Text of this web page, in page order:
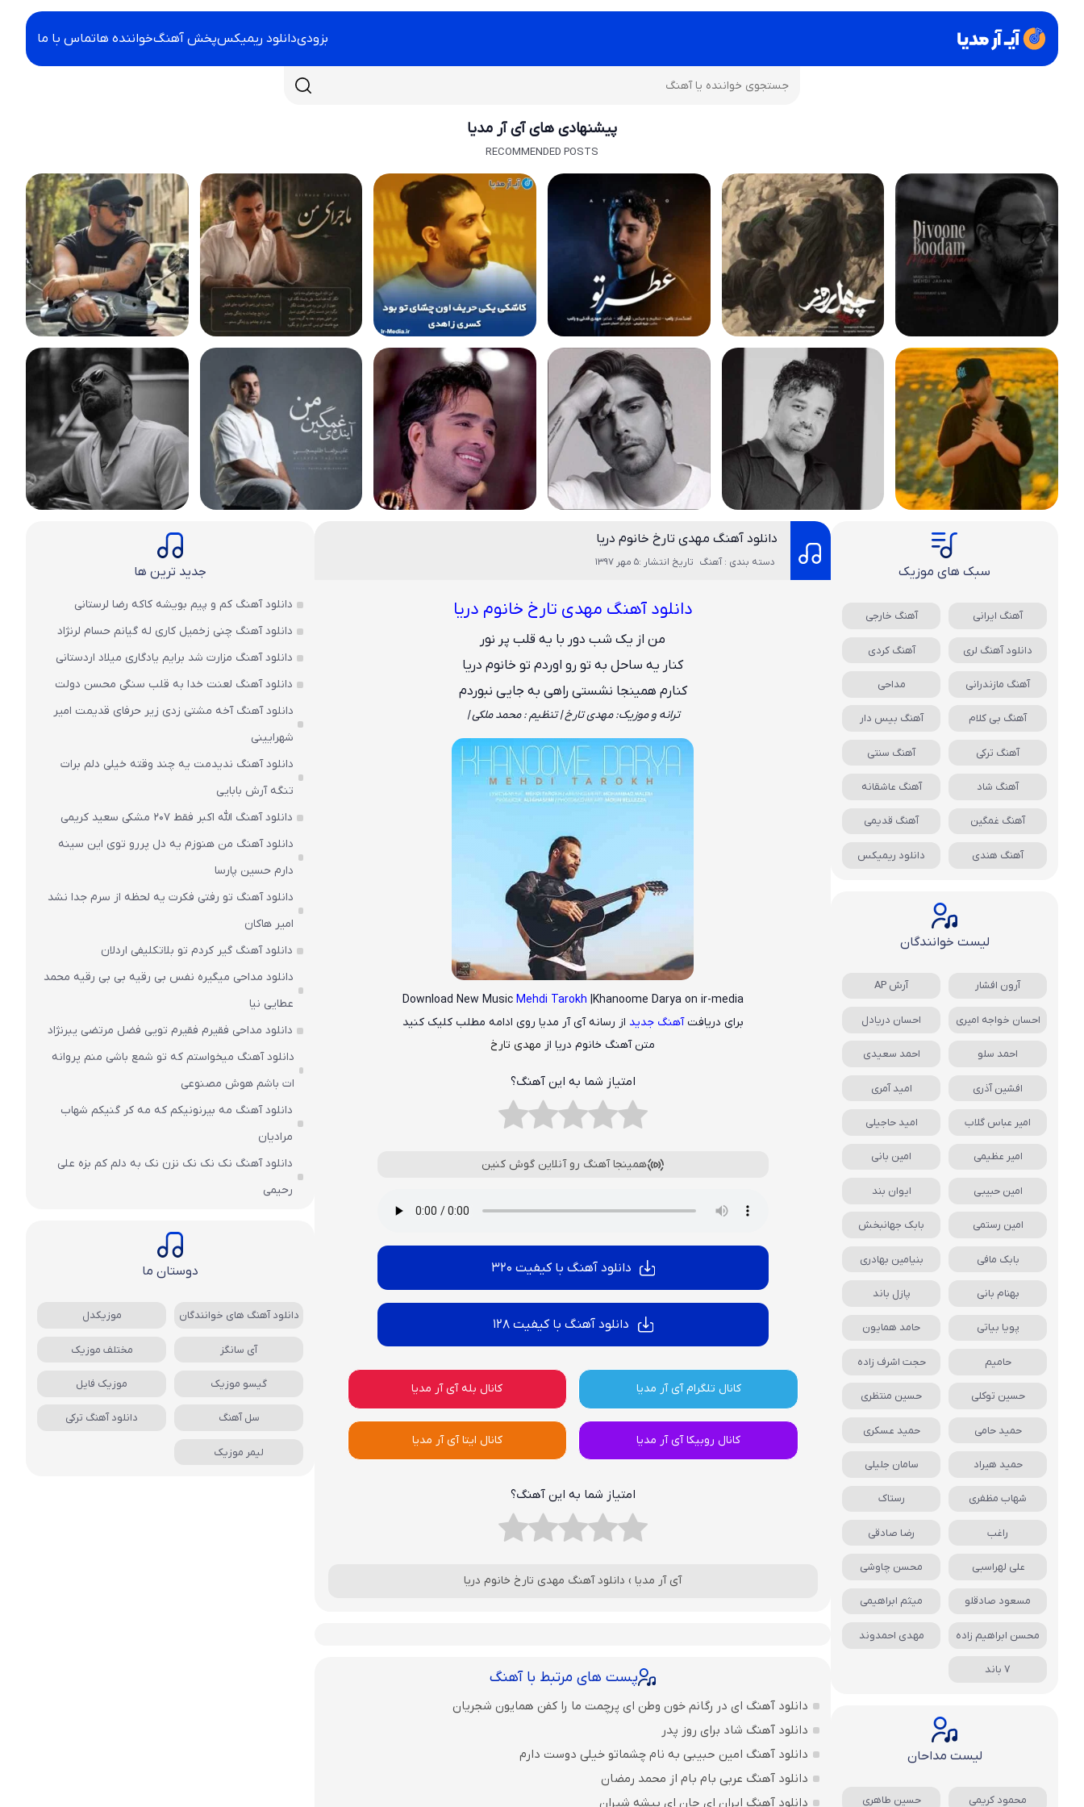
بزودیدانلود ریمیکسپخش آهنگخواننده هاتماس با ما
پیشنهادی های آی آر مدیا
RECOMMENDED POSTS
دانلود آهنگ مهدی تارخ خانوم دریا
دسته بندی : آهنگ تاریخ انتشار :5 مهر 1397
دانلود آهنگ مهدی تارخ خانوم دریا
من از یک شب دور با یه قلب پر نور
کنار یه ساحل به تو رو اوردم تو خانوم دریا
کنارم همینجا نشستی راهی به جایی نبوردم
ترانه و موزیک: مهدی تارخ | تنظیم : محمد ملکی |
Download New Music Mehdi Tarokh |Khanoome Darya on ir-media
برای دریافتآهنگ جدید از رسانه آی آر مدیا روی ادامه مطلب کلیک کنید
متن آهنگ خانوم دریا از مهدی تارخ
امتیاز شما به این آهنگ؟
همینجا آهنگ رو آنلاین گوش کنین
دانلود آهنگ با کیفیت 320
دانلود آهنگ با کیفیت 128
کانال تلگرام آی آر مدیا کانال بله آی آر مدیا
کانال روبیکا آی آر مدیا کانال ایتا آی آر مدیا
امتیاز شما به این آهنگ؟
آی آر مدیا › دانلود آهنگ مهدی تارخ خانوم دریا
پست های مرتبط با آهنگ
دانلود آهنگ ای در رگانم خون وطن ای پرچمت ما را کفن همایون شجریان
دانلود آهنگ شاد برای روز پدر
دانلود آهنگ امین حبیبی به نام چشماتو خیلی دوست دارم
دانلود آهنگ عربی بام بام از محمد رمضان
دانلود آهنگ ایران ای جان ای بیشه شیران
سبک های موزیک
آهنگ ایرانی آهنگ خارجی
دانلود آهنگ لری آهنگ کردی
آهنگ مازندرانی مداحی
آهنگ بی کلام آهنگ بیس دار
آهنگ ترکی آهنگ سنتی
آهنگ شاد آهنگ عاشقانه
آهنگ غمگین آهنگ قدیمی
آهنگ هندی دانلود ریمیکس
لیست خوانندگان
آرون افشار آرش AP
احسان خواجه امیری احسان دریادل
احمد سلو احمد سعیدی
افشین آذری امید آمری
امیر عباس گلاب امید حاجیلی
امیر عظیمی امین بانی
امین حبیبی ایوان بند
امین رستمی بابک جهانبخش
بابک مافی بنیامین بهادری
بهنام بانی پازل باند
پویا بیاتی حامد همایون
حامیم حجت اشرف زاده
حسین توکلی حسین منتظری
حمید حامی حمید عسکری
حمید هیراد سامان جلیلی
شهاب مظفری رستاک
راغب رضا صادقی
علی لهراسبی محسن چاوشی
مسعود صادقلو میثم ابراهیمی
محسن ابراهیم زاده مهدی احمدوند
7 باند
لیست مداحان
محمود کریمی حسین طاهری
جدید ترین ها
دانلود آهنگ کم و پیم بویشه کاکه رضا لرستانی
دانلود آهنگ چنی زخمیل کاری له گیانم حسام لرنژاد
دانلود آهنگ مزارت شد برایم یادگاری میلاد اردستانی
دانلود آهنگ لعنت خدا به قلب سنگی محسن دولت
دانلود آهنگ آخه مشتی زدی زیر حرفای قدیمت امیر
شهرایینی
دانلود آهنگ ندیدمت یه چند وقته خیلی دلم برات
تنگه آرش بابایی
دانلود آهنگ الله اکبر فقط 207 مشکی سعید کریمی
دانلود آهنگ من هنوزم یه دل پررو توی این سینه
دارم حسین پارسا
دانلود آهنگ تو رفتی فکرت یه لحظه از سرم جدا نشد
امیر هاکان
دانلود آهنگ گیر کردم تو بلاتکلیفی اردلان
دانلود مداحی میگیره نفس بی رقیه بی بی رقیه محمد
عطایی نیا
دانلود مداحی فقیرم فقیرم تویی فضل مرتضی یبرنژاد
دانلود آهنگ میخواستم که تو شمع باشی منم پروانه
ات باشم هوش مصنوعی
دانلود آهنگ مه بیرنونیکم که مه کر گنیکم شهاب
مرادیان
دانلود آهنگ نک نک نک نزن نک به دلم کم بزه علی
رحیمی
دوستان ما
دانلود آهنگ های خوانندگان موزیکدل
آی سانگز مختلف موزیک
گیسو موزیک موزیک فایل
سل آهنگ دانلود آهنگ ترکی
لیمر موزیک